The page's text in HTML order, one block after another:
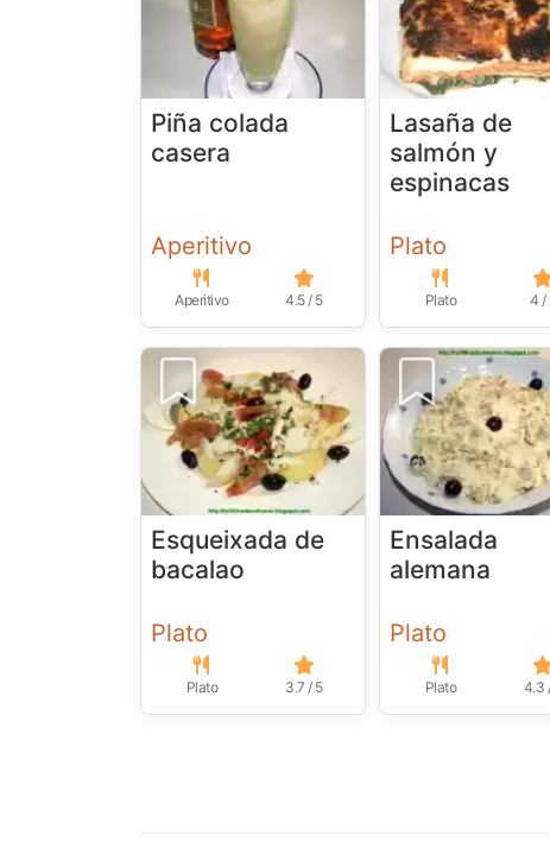
Piña colada
casera
Aperitivo
Aperitivo 4.5 / 5
Lasaña de
salmón y
espinacas
Plato
Plato 4 /
Esqueixada de
bacalao
Plato
Plato 3.7 / 5
Ensalada
alemana
Plato
Plato 4.3